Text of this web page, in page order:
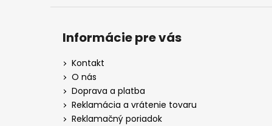
Informácie pre vás
Kontakt
O nás
Doprava a platba
Reklamácia a vrátenie tovaru
Reklamačný poriadok